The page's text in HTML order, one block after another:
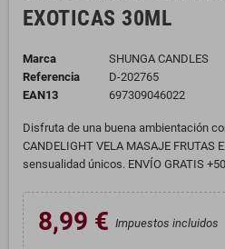
EXOTICAS 30ML
Marca
SHUNGA CANDLES
Referencia
D-202765
EAN13
697309046022
Disfruta de una buena ambientación
CANDELIGHT VELA MASAJE FRUTAS
sensualidad únicos. ENVÍO GRATIS
8,99 € Impuestos incluidos